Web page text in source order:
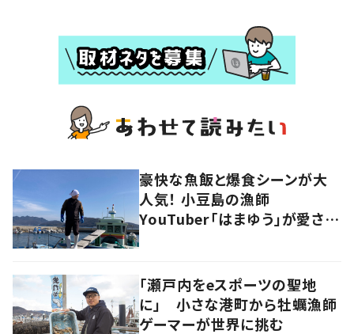
豪快な魚飯と爆食シーンが大
人気！ 小豆島の漁師
YouTuber「はまゆう」が愛され
「瀬戸内をeスポーツの聖地
に」 小さな港町から牡蠣漁師
ゲーマーが世界に挑む